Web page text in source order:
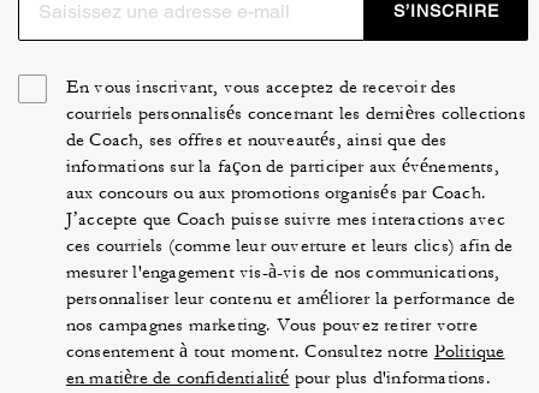
S’INSCRIRE
En vous inscrivant, vous acceptez de recevoir des
courriels personnalisés concernant les dernières collections
de Coach, ses offres et nouveautés, ainsi que des
informations sur la façon de participer aux événements,
aux concours ou aux promotions organisés par Coach.
J’accepte que Coach puisse suivre mes interactions avec
ces courriels (comme leur ouverture et leurs clics) afin de
mesurer l'engagement vis-à-vis de nos communications,
personnaliser leur contenu et améliorer la performance de
nos campagnes marketing. Vous pouvez retirer votre
consentement à tout moment. Consultez notre Politique
en matière de confidentialité pour plus d'informations.